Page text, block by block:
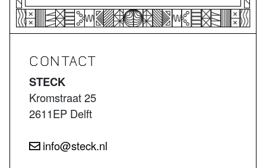
CONTACT
STECK
Kromstraat 25
2611EP Delft
info@steck.nl